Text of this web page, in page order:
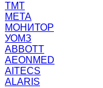
ТМТ
МЕТА
МОНИТОР
УОМЗ
ABBOTT
AEONMED
AITECS
ALARIS